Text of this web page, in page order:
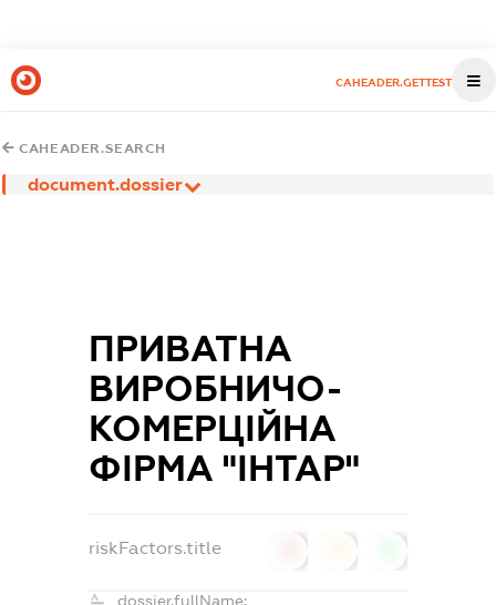
CAHEADER.GETTEST
CAHEADER.SEARCH
document.dossier
ПРИВАТНА
ВИРОБНИЧО-
КОМЕРЦІЙНА
ФІРМА "ІНТАР"
riskFactors.title
dossier.fullName: